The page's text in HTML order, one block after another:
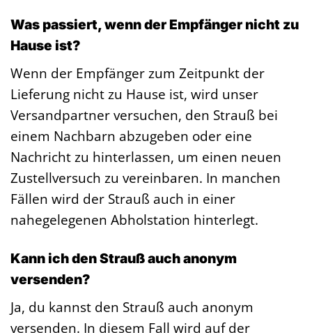
Was passiert, wenn der Empfänger nicht zu
Hause ist?
Wenn der Empfänger zum Zeitpunkt der
Lieferung nicht zu Hause ist, wird unser
Versandpartner versuchen, den Strauß bei
einem Nachbarn abzugeben oder eine
Nachricht zu hinterlassen, um einen neuen
Zustellversuch zu vereinbaren. In manchen
Fällen wird der Strauß auch in einer
nahegelegenen Abholstation hinterlegt.
Kann ich den Strauß auch anonym
versenden?
Ja, du kannst den Strauß auch anonym
versenden. In diesem Fall wird auf der